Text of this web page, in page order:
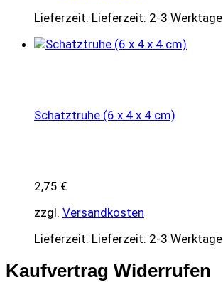
Lieferzeit: Lieferzeit: 2-3 Werktage
Schatztruhe (6 x 4 x 4 cm)
2,75 €
zzgl. Versandkosten
Lieferzeit: Lieferzeit: 2-3 Werktage
Kaufvertrag Widerrufen